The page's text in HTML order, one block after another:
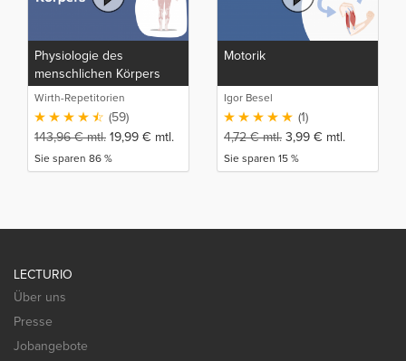
Physiologie des
menschlichen Körpers
Wirth-Repetitorien
(59)
143,96€mtl. 19,99 € mtl.
Sie sparen 86 %
Motorik
Igor Besel
(1)
4,72€mtl. 3,99 € mtl.
Sie sparen 15 %
LECTURIO
Über uns
Presse
Jobangebote